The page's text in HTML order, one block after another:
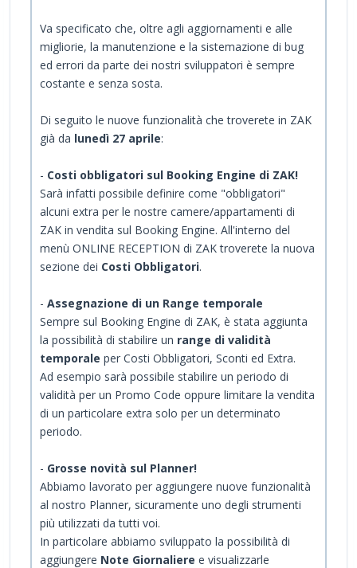
Va specificato che, oltre agli aggiornamenti e alle
migliorie, la manutenzione e la sistemazione di bug
ed errori da parte dei nostri sviluppatori è sempre
costante e senza sosta.
Di seguito le nuove funzionalità che troverete in ZAK
già da lunedì 27 aprile:
- Costi obbligatori sul Booking Engine di ZAK!
Sarà infatti possibile definire come "obbligatori"
alcuni extra per le nostre camere/appartamenti di
ZAK in vendita sul Booking Engine. All'interno del
menù ONLINE RECEPTION di ZAK troverete la nuova
sezione dei Costi Obbligatori.
- Assegnazione di un Range temporale
Sempre sul Booking Engine di ZAK, è stata aggiunta
la possibilità di stabilire un range di validità
temporale per Costi Obbligatori, Sconti ed Extra.
Ad esempio sarà possibile stabilire un periodo di
validità per un Promo Code oppure limitare la vendita
di un particolare extra solo per un determinato
periodo.
- Grosse novità sul Planner!
Abbiamo lavorato per aggiungere nuove funzionalità
al nostro Planner, sicuramente uno degli strumenti
più utilizzati da tutti voi.
In particolare abbiamo sviluppato la possibilità di
aggiungere Note Giornaliere e visualizzarle